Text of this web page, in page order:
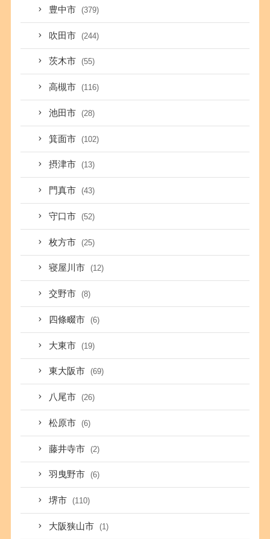
豊中市 (379)
吹田市 (244)
茨木市 (55)
高槻市 (116)
池田市 (28)
箕面市 (102)
摂津市 (13)
門真市 (43)
守口市 (52)
枚方市 (25)
寝屋川市 (12)
交野市 (8)
四條畷市 (6)
大東市 (19)
東大阪市 (69)
八尾市 (26)
松原市 (6)
藤井寺市 (2)
羽曳野市 (6)
堺市 (110)
大阪狭山市 (1)